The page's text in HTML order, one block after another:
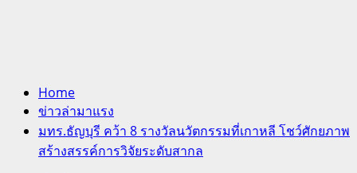
Home
ข่าวล่ามาแรง
มทร.ธัญบุรี คว้า 8 รางวัลนวัตกรรมที่เกาหลี โชว์ศักยภาพ
สร้างสรรค์การวิจัยระดับสากล